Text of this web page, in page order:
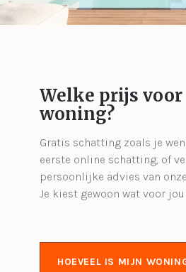
Welke prijs
woning?
Gratis schatting zoals je
eerste online schatting, of
persoonlijke advies van
Je kiest gewoon wat voor
HOEVEEL IS MIJN